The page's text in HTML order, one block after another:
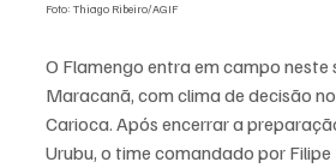
Foto: Thiago Ribeiro/AGIF
O Flamengo entra em campo neste
Maracanã, com clima de decisão
Carioca. Após encerrar a
Urubu, o time comandado por Filipe